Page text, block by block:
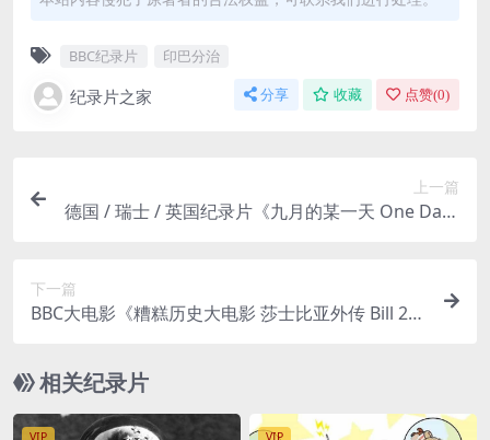
BBC纪录片 印巴分治
纪录片之家 分享 收藏 点赞(0)
上一篇
德国 / 瑞士 / 英国纪录片《九月的某一天 One Day i
下一篇
BBC大电影《糟糕历史大电影 莎士比亚外传 Bill 20
影
相关纪录片
VIP VIP